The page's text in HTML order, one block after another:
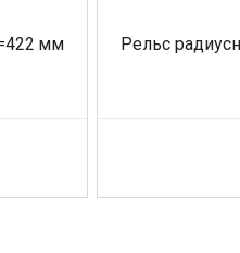
решётке R1 R=360 мм